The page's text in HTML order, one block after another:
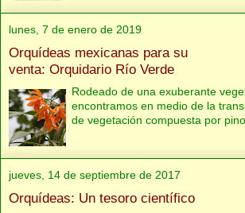
lunes, 7 de enero de 2019
Orquídeas mexicanas para su
venta: Orquidario Río Verde
Rodeado de una exuberante
encontramos en medio de la
de vegetación compuesta por
jueves, 14 de septiembre de 2017
Orquídeas: Un tesoro científico